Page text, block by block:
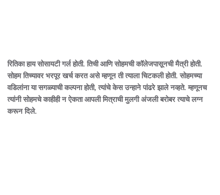
रितिका हाय सोसायटी गर्ल होती. तिची आणि सोहमची कॉलेजपासूनची मैत्री होती.
सोहम तिच्यावर भरपूर खर्च करत असे म्हणून ती त्याला चिटकली होती. सोहमच्या
वडिलांना या सगळ्याची कल्पना होती, त्यांचे केस उन्हाने पांढरे झाले नव्हते. म्हणूनच
त्यांनी सोहमचे काहीही न ऐकता आपली मित्राची मुलगी अंजली बरोबर त्याचे लग्न
करून दिले.